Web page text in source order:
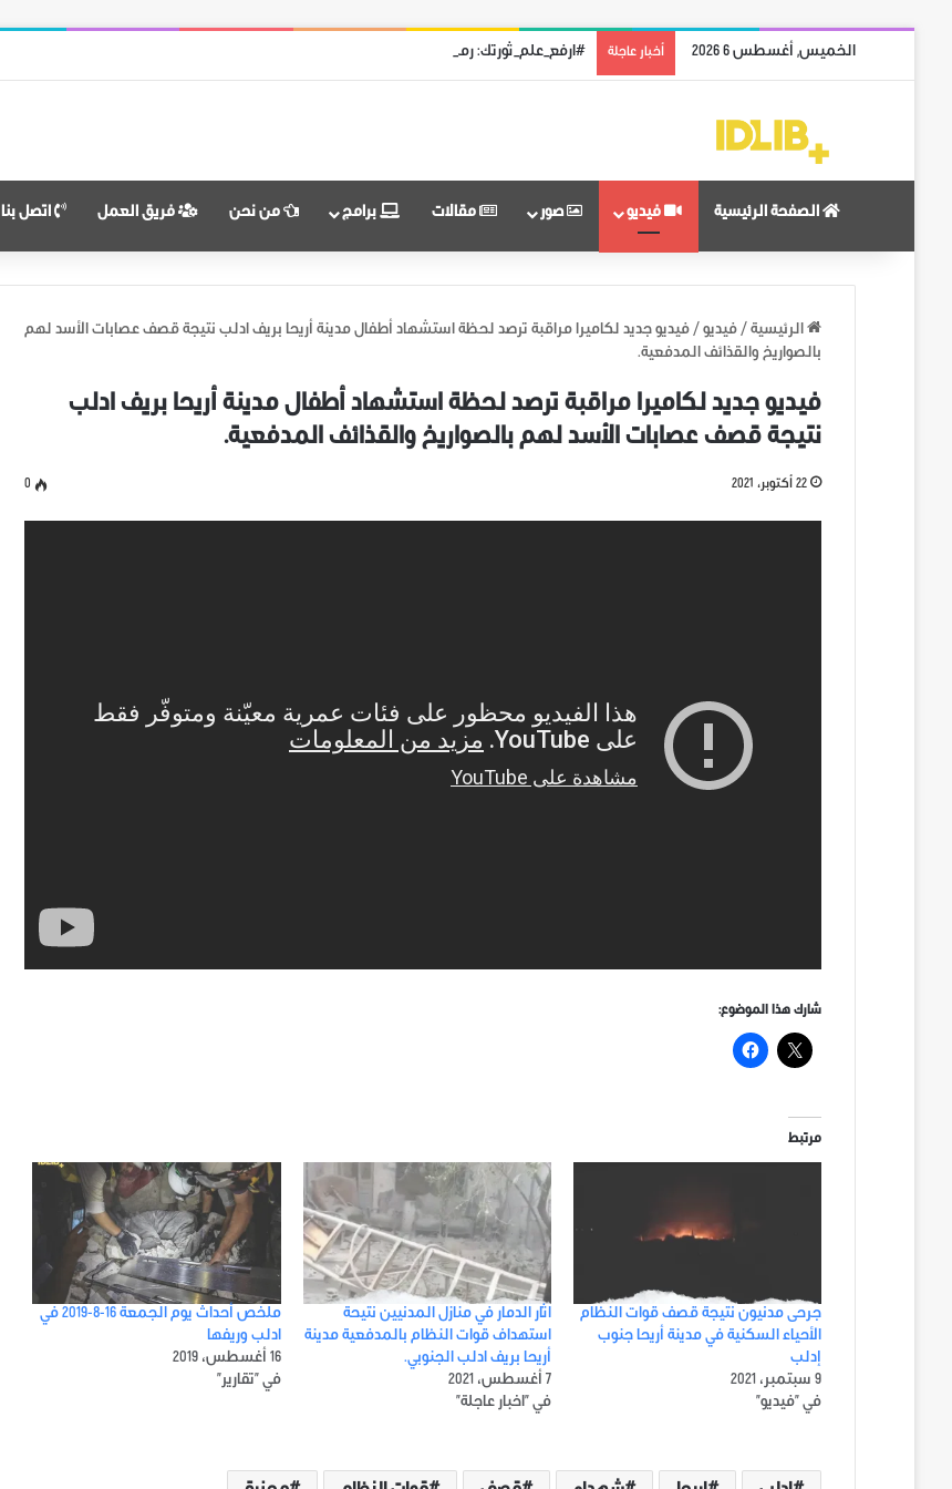
الخميس, أغسطس 6 2026 أخبار عاجلة #ارفع_علم_ثورتك: رمز النضال ووحدة الهدف
الصفحة الرئيسية فيديو صور مقالات برامج من نحن فريق العمل اتصل بنا
الرئيسية / فيديو / فيديو جديد لكاميرا مراقبة ترصد لحظة استشهاد أطفال مدينة أريحا بريف ادلب نتيجة قصف عصابات الأسد لهم
بالصواريخ والقذائف المدفعية.
فيديو جديد لكاميرا مراقبة ترصد لحظة استشهاد أطفال مدينة أريحا بريف ادلب
نتيجة قصف عصابات الأسد لهم بالصواريخ والقذائف المدفعية.
22 أكتوبر، 2021 0
شارك هذا الموضوع:
مرتبط
جرحى مدنيون نتيجة قصف قوات النظام
الأحياء السكنية في مدينة أريحا جنوب
إدلب
9 سبتمبر، 2021
في "فيديو"
اثار الدمار في منازل المدنيين نتيحة
استهداف قوات النظام بالمدفعية مدينة
أريحا بريف ادلب الجنوبي.
7 أغسطس، 2021
في "اخبار عاجلة"
ملخص أحداث يوم الجمعة 16-8-2019 في
ادلب وريفها
16 أغسطس، 2019
في "تقارير"